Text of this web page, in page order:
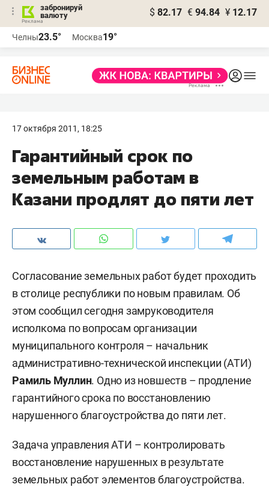
забронируй
валюту
$ 82.17 € 94.84 ¥ 12.17
Челны23.5° Москва19°
17 октября 2011, 18:25
Гарантийный срок по
земельным работам в
Казани продлят до пяти лет
Согласование земельных работ будет проходить
в столице республики по новым правилам. Об
этом сообщил сегодня замруководителя
исполкома по вопросам организации
муниципального контроля – начальник
административно-технической инспекции (АТИ)
Рамиль Муллин. Одно из новшеств – продление
гарантийного срока по восстановлению
нарушенного благоустройства до пяти лет.
Задача управления АТИ – контролировать
восстановление нарушенных в результате
земельных работ элементов благоустройства.